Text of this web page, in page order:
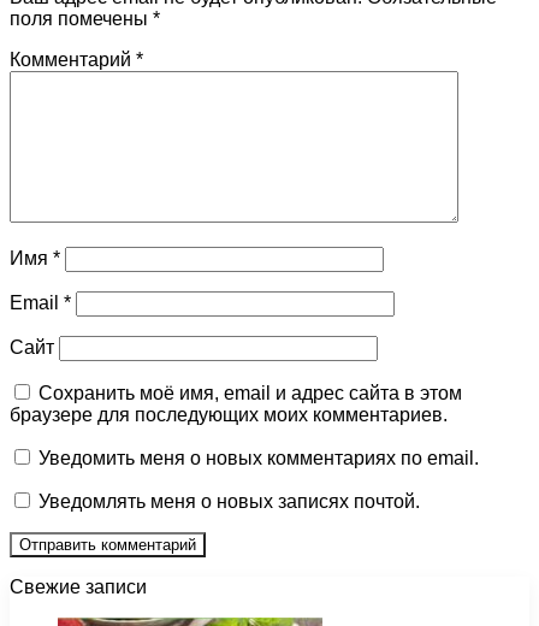
поля помечены *
Комментарий *
Имя *
Email *
Сайт
Сохранить моё имя, email и адрес сайта в этом
браузере для последующих моих комментариев.
Уведомить меня о новых комментариях по email.
Уведомлять меня о новых записях почтой.
Свежие записи